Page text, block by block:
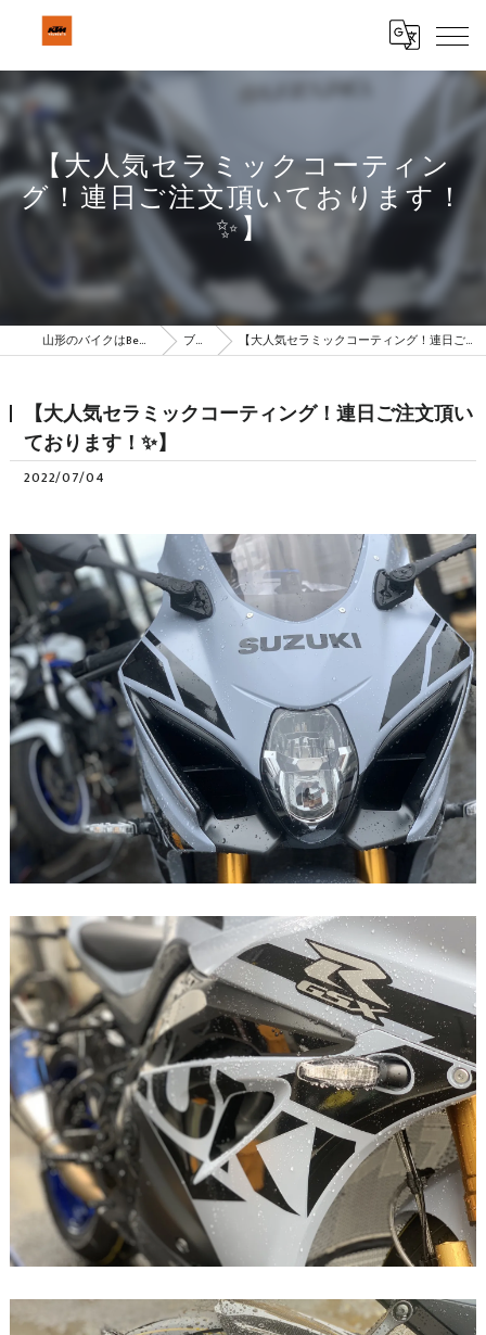
【大人気セラミックコーティン
グ！連日ご注文頂いております！
✨】
山形のバイクはBeSTAR株式会社 ブログ 【大人気セラミックコーティング！連日ご注文頂いております！✨】
【大人気セラミックコーティング！連日ご注文頂い
ております！✨】
2022/07/04